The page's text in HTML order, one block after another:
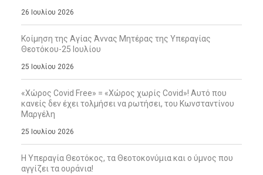
26 Ιουλίου 2026
Κοίμηση της Αγίας Άννας Μητέρας της Υπεραγίας
Θεοτόκου-25 Ιουλίου
25 Ιουλίου 2026
«Χώρος Covid Free» = «Χώρος χωρίς Covid»! Αυτό που
κανείς δεν έχει τολμήσει να ρωτήσει, του Κωνσταντίνου
Μαργέλη
25 Ιουλίου 2026
Η Υπεραγία Θεοτόκος, τα Θεοτοκονύμια και ο ύμνος που
αγγίζει τα ουράνια!